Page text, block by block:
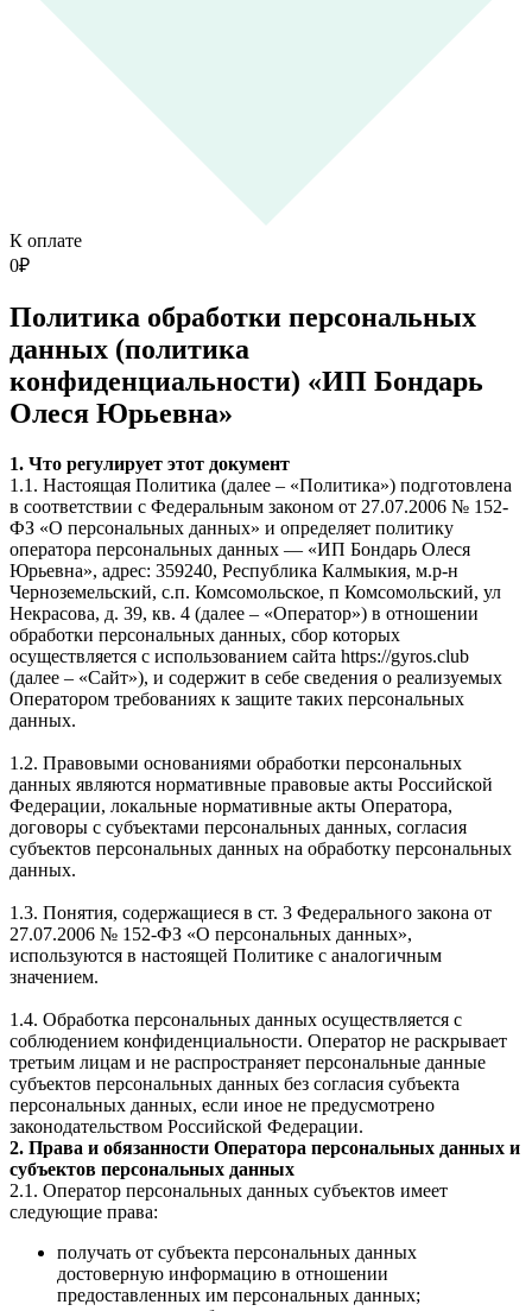
К оплате
0₽
Политика обработки персональных
данных (политика
конфиденциальности) «ИП Бондарь
Олеся Юрьевна»
1. Что регулирует этот документ
1.1. Настоящая Политика (далее – «Политика») подготовлена
в соответствии с Федеральным законом от 27.07.2006 № 152-
ФЗ «О персональных данных» и определяет политику
оператора персональных данных — «ИП Бондарь Олеся
Юрьевна», адрес: 359240, Республика Калмыкия, м.р-н
Черноземельский, с.п. Комсомольское, п Комсомольский, ул
Некрасова, д. 39, кв. 4 (далее – «Оператор») в отношении
обработки персональных данных, сбор которых
осуществляется с использованием сайта https://gyros.club
(далее – «Сайт»), и содержит в себе сведения о реализуемых
Оператором требованиях к защите таких персональных
данных.
1.2. Правовыми основаниями обработки персональных
данных являются нормативные правовые акты Российской
Федерации, локальные нормативные акты Оператора,
договоры с субъектами персональных данных, согласия
субъектов персональных данных на обработку персональных
данных.
1.3. Понятия, содержащиеся в ст. 3 Федерального закона от
27.07.2006 № 152-ФЗ «О персональных данных»,
используются в настоящей Политике с аналогичным
значением.
1.4. Обработка персональных данных осуществляется с
соблюдением конфиденциальности. Оператор не раскрывает
третьим лицам и не распространяет персональные данные
субъектов персональных данных без согласия субъекта
персональных данных, если иное не предусмотрено
законодательством Российской Федерации.
2. Права и обязанности Оператора персональных данных и
субъектов персональных данных
2.1. Оператор персональных данных субъектов имеет
следующие права:
получать от субъекта персональных данных
достоверную информацию в отношении
предоставленных им персональных данных;